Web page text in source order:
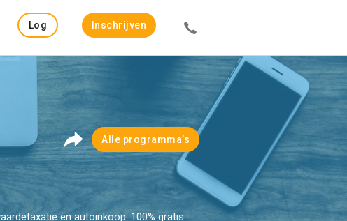
Log
Inschrijven
Alle programma’s
en autoinkoop. 100% gratis